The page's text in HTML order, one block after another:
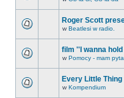
Roger Scott
w Beatlesi w radio.
film ''I wanna
w Pomocy - mam
Every Little Thing
w Kompendium